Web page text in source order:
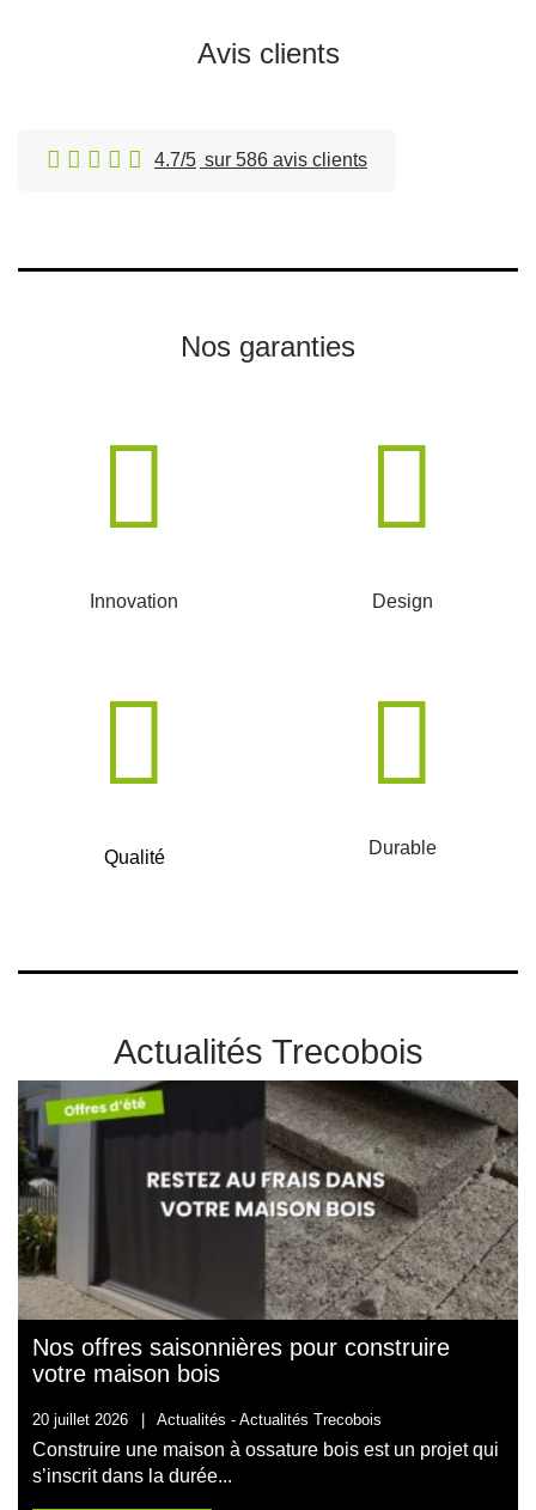
Avis clients
4.7/5 sur 586 avis clients
Nos garanties
Innovation Design
Qualité Durable
Actualités Trecobois
Nos offres saisonnières pour construire
votre maison bois
20 juillet 2026 Actualités - Actualités Trecobois
Construire une maison à ossature bois est un projet qui
s’inscrit dans la durée...